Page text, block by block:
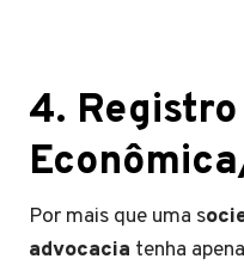
4.
Por mais que uma s
advocacia tenha